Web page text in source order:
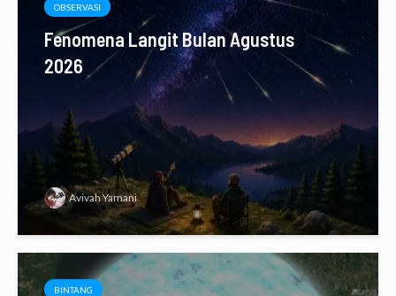
OBSERVASI
Fenomena Langit Bulan Agustus
2026
Avivah Yamani
BINTANG